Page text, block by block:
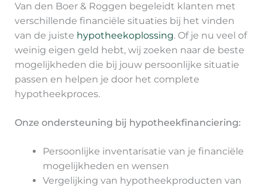
Van den Boer & Roggen begeleidt klanten met
verschillende financiële situaties bij het vinden
van de juiste hypotheekoplossing. Of je nu veel of
weinig eigen geld hebt, wij zoeken naar de beste
mogelijkheden die bij jouw persoonlijke situatie
passen en helpen je door het complete
hypotheekproces.
Onze ondersteuning bij hypotheekfinanciering:
Persoonlijke inventarisatie van je financiële
mogelijkheden en wensen
Vergelijking van hypotheekproducten van